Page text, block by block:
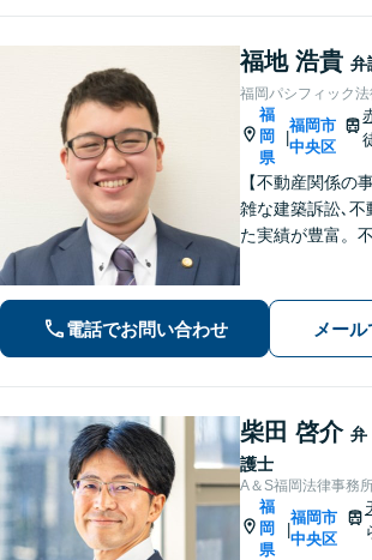
福地 浩貴 弁
福岡パシフィック
福
岡
県
|
福岡市
中央区
【不動産関係の
雑な建築訴訟､不
た実績が豊富。
法務、顧客との
お任せ【六本松
電話でお問い合わせ メー
柴田 啓介 弁
護士
A＆S福岡法律事務
福
岡
県
|
福岡市
中央区